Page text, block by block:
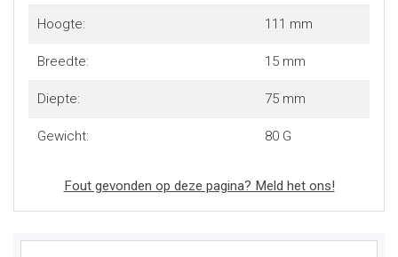
Hoogte: 111 mm
Breedte: 15 mm
Diepte: 75 mm
Gewicht: 80 G
Fout gevonden op deze pagina? Meld het ons!